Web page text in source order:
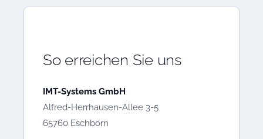
So erreichen Sie uns
IMT-Systems GmbH
Alfred-Herrhausen-Allee 3-5
65760 Eschborn